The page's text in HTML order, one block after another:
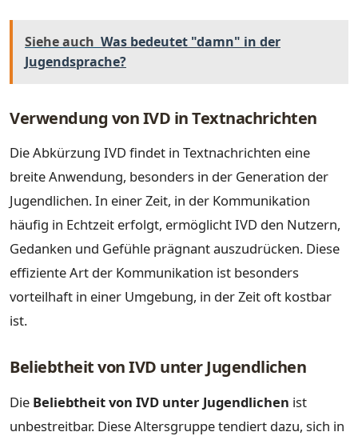
Siehe auch Was bedeutet "damn" in der
Jugendsprache?
Verwendung von IVD in Textnachrichten
Die Abkürzung IVD findet in Textnachrichten eine
breite Anwendung, besonders in der Generation der
Jugendlichen. In einer Zeit, in der Kommunikation
häufig in Echtzeit erfolgt, ermöglicht IVD den Nutzern,
Gedanken und Gefühle prägnant auszudrücken. Diese
effiziente Art der Kommunikation ist besonders
vorteilhaft in einer Umgebung, in der Zeit oft kostbar
ist.
Beliebtheit von IVD unter Jugendlichen
Die Beliebtheit von IVD unter Jugendlichen ist
unbestreitbar. Diese Altersgruppe tendiert dazu, sich in